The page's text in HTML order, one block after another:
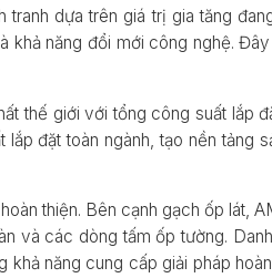
dựa trên giá trị gia tăng
khả năng đổi mới công nghệ.
thế giới với tổng công suất lắp
đặt toàn ngành, tạo nền tảng
thiện. Bên cạnh gạch ốp lát,
và các dòng tấm ốp tường.
khả năng cung cấp giải pháp